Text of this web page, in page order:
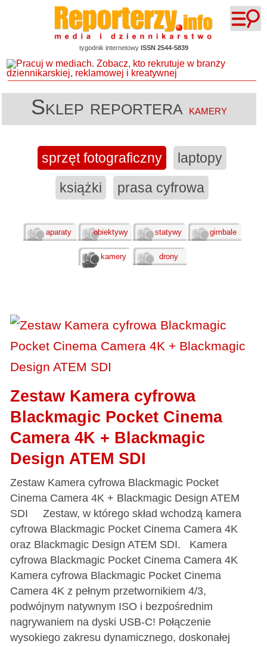
tygodnik internetowy ISSN 2544-5839
Sklep reportera kamery
sprzęt fotograficzny
laptopy
książki
prasa cyfrowa
aparaty obiektywy statywy gimbale
kamery drony
Zestaw Kamera cyfrowa
Blackmagic Pocket Cinema
Camera 4K + Blackmagic
Design ATEM SDI
Zestaw Kamera cyfrowa Blackmagic Pocket
Cinema Camera 4K + Blackmagic Design ATEM
SDI Zestaw, w którego skład wchodzą kamera
cyfrowa Blackmagic Pocket Cinema Camera 4K
oraz Blackmagic Design ATEM SDI. Kamera
cyfrowa Blackmagic Pocket Cinema Camera 4K
Kamera cyfrowa Blackmagic Pocket Cinema
Camera 4K z pełnym przetwornikiem 4/3,
podwójnym natywnym ISO i bezpośrednim
nagrywaniem na dyski USB-C! Połączenie
wysokiego zakresu dynamicznego, doskonałej